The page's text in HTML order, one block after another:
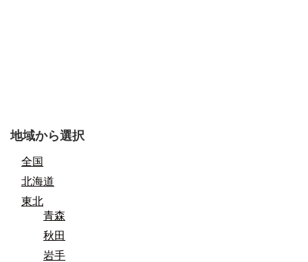
地域から選択
全国
北海道
東北
青森
秋田
岩手